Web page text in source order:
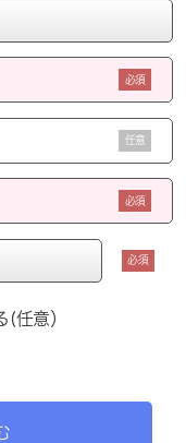
必須
任意
必須
必須
(任意）